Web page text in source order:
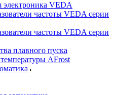
электроника VEDA
частоты VEDA серии
частоты VEDA серии
плавного пуска
AFrost